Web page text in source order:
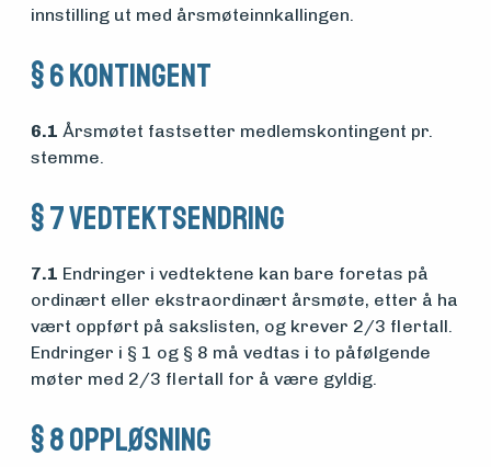
innstilling ut med årsmøteinnkallingen.
§ 6 Kontingent
6.1 Årsmøtet fastsetter medlemskontingent pr.
stemme.
§ 7 Vedtektsendring
7.1 Endringer i vedtektene kan bare foretas på
ordinært eller ekstraordinært årsmøte, etter å ha
vært oppført på sakslisten, og krever 2/3 flertall.
Endringer i § 1 og § 8 må vedtas i to påfølgende
møter med 2/3 flertall for å være gyldig.
§ 8 Oppløsning